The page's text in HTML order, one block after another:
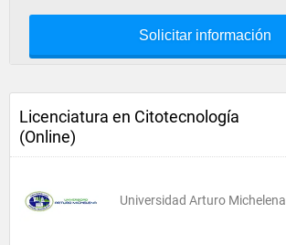
Solicitar información
Licenciatura en Citotecnología
(Online)
Universidad Arturo Michelena